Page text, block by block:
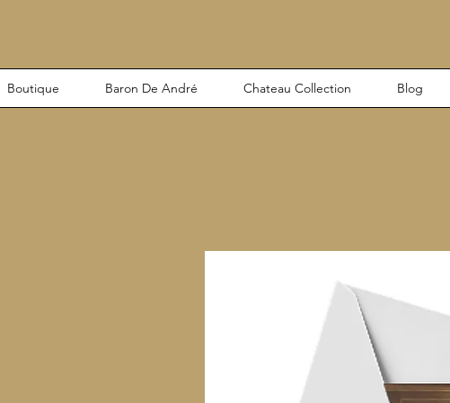
Boutique Baron De André Chateau Collection Blog